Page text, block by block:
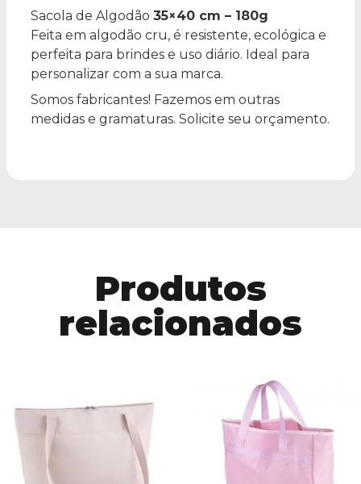
Sacola de Algodão 35×40 cm – 180g
Feita em algodão cru, é resistente, ecológica e
perfeita para brindes e uso diário. Ideal para
personalizar com a sua marca.
Somos fabricantes! Fazemos em outras
medidas e gramaturas. Solicite seu orçamento.
Produtos
relacionados